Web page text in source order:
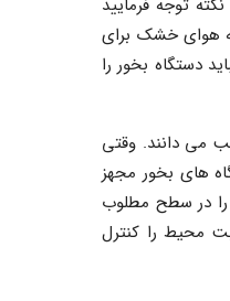
هوای خشک برای
دستگاه بخور را
و برخی رطوبت بالای ۵۰ درصد را نامناسب می دانند. وقتی
های بخور مجهز
در سطح مطلوب
محیط را کنترل